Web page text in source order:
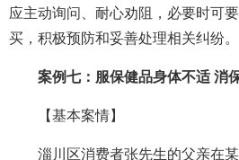
应主动询问、耐心劝阻，必要时可
买，积极预防和妥善处理相关纠纷。
案例七：服保健品身体不适 消
【基本案情】
淄川区消费者张先生的父亲在某